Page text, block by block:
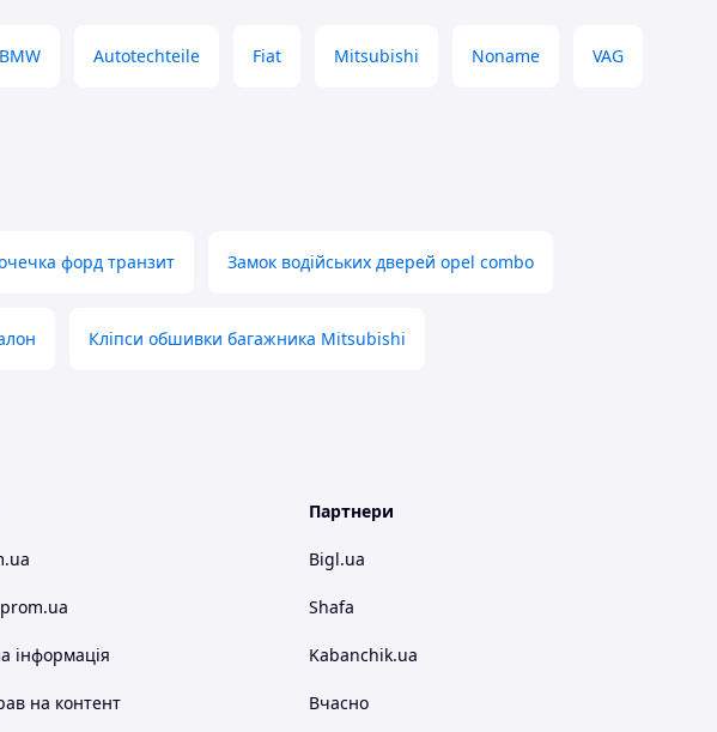
BMW Autotechteile Fiat Mitsubishi Noname VAG
форд транзит Замок водійських дверей opel combo
Кліпси обшивки багажника Mitsubishi
інформація
на контент
Партнери
Bigl.ua
Shafa
Kabanchik.ua
Вчасно